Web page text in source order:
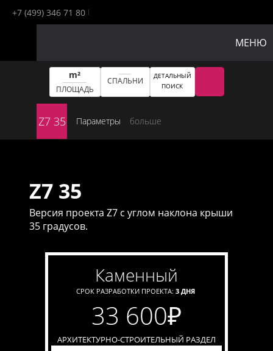
+7 (499) 346 71 80
МЕНЮ
m²
ПЛОЩАДЬ
СПАЛЬНИ
ДЕТАЛЬНЫЙ
ПОИСК
Z7 35 Параметры больше
Z7 35
Версия проекта Z7 с углом наклона крыши
35 градусов.
каменный
СРОК РАЗРАБОТКИ ПРОЕКТА: 3 ДНЯ
33 600₽
АРХИТЕКТУРНО-СТРОИТЕЛЬНЫЙ РАЗДЕЛ